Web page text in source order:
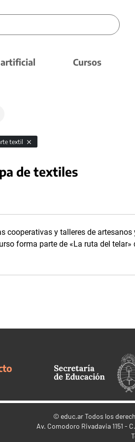
Cursos
textil
de textiles
cooperativas y talleres de
forma parte de «La ruta del telar»
© educ.arTodos los
Av. Comodoro Rivadavia 1151 -